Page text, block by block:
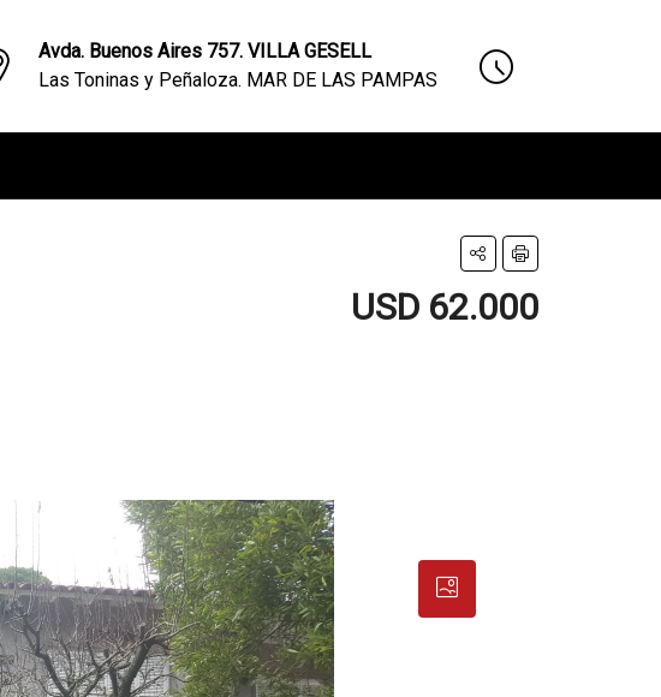
Avda. Buenos Aires 757. VILLA GESELL
Las Toninas y Peñaloza. MAR DE LAS PAMPAS
USD 62.000